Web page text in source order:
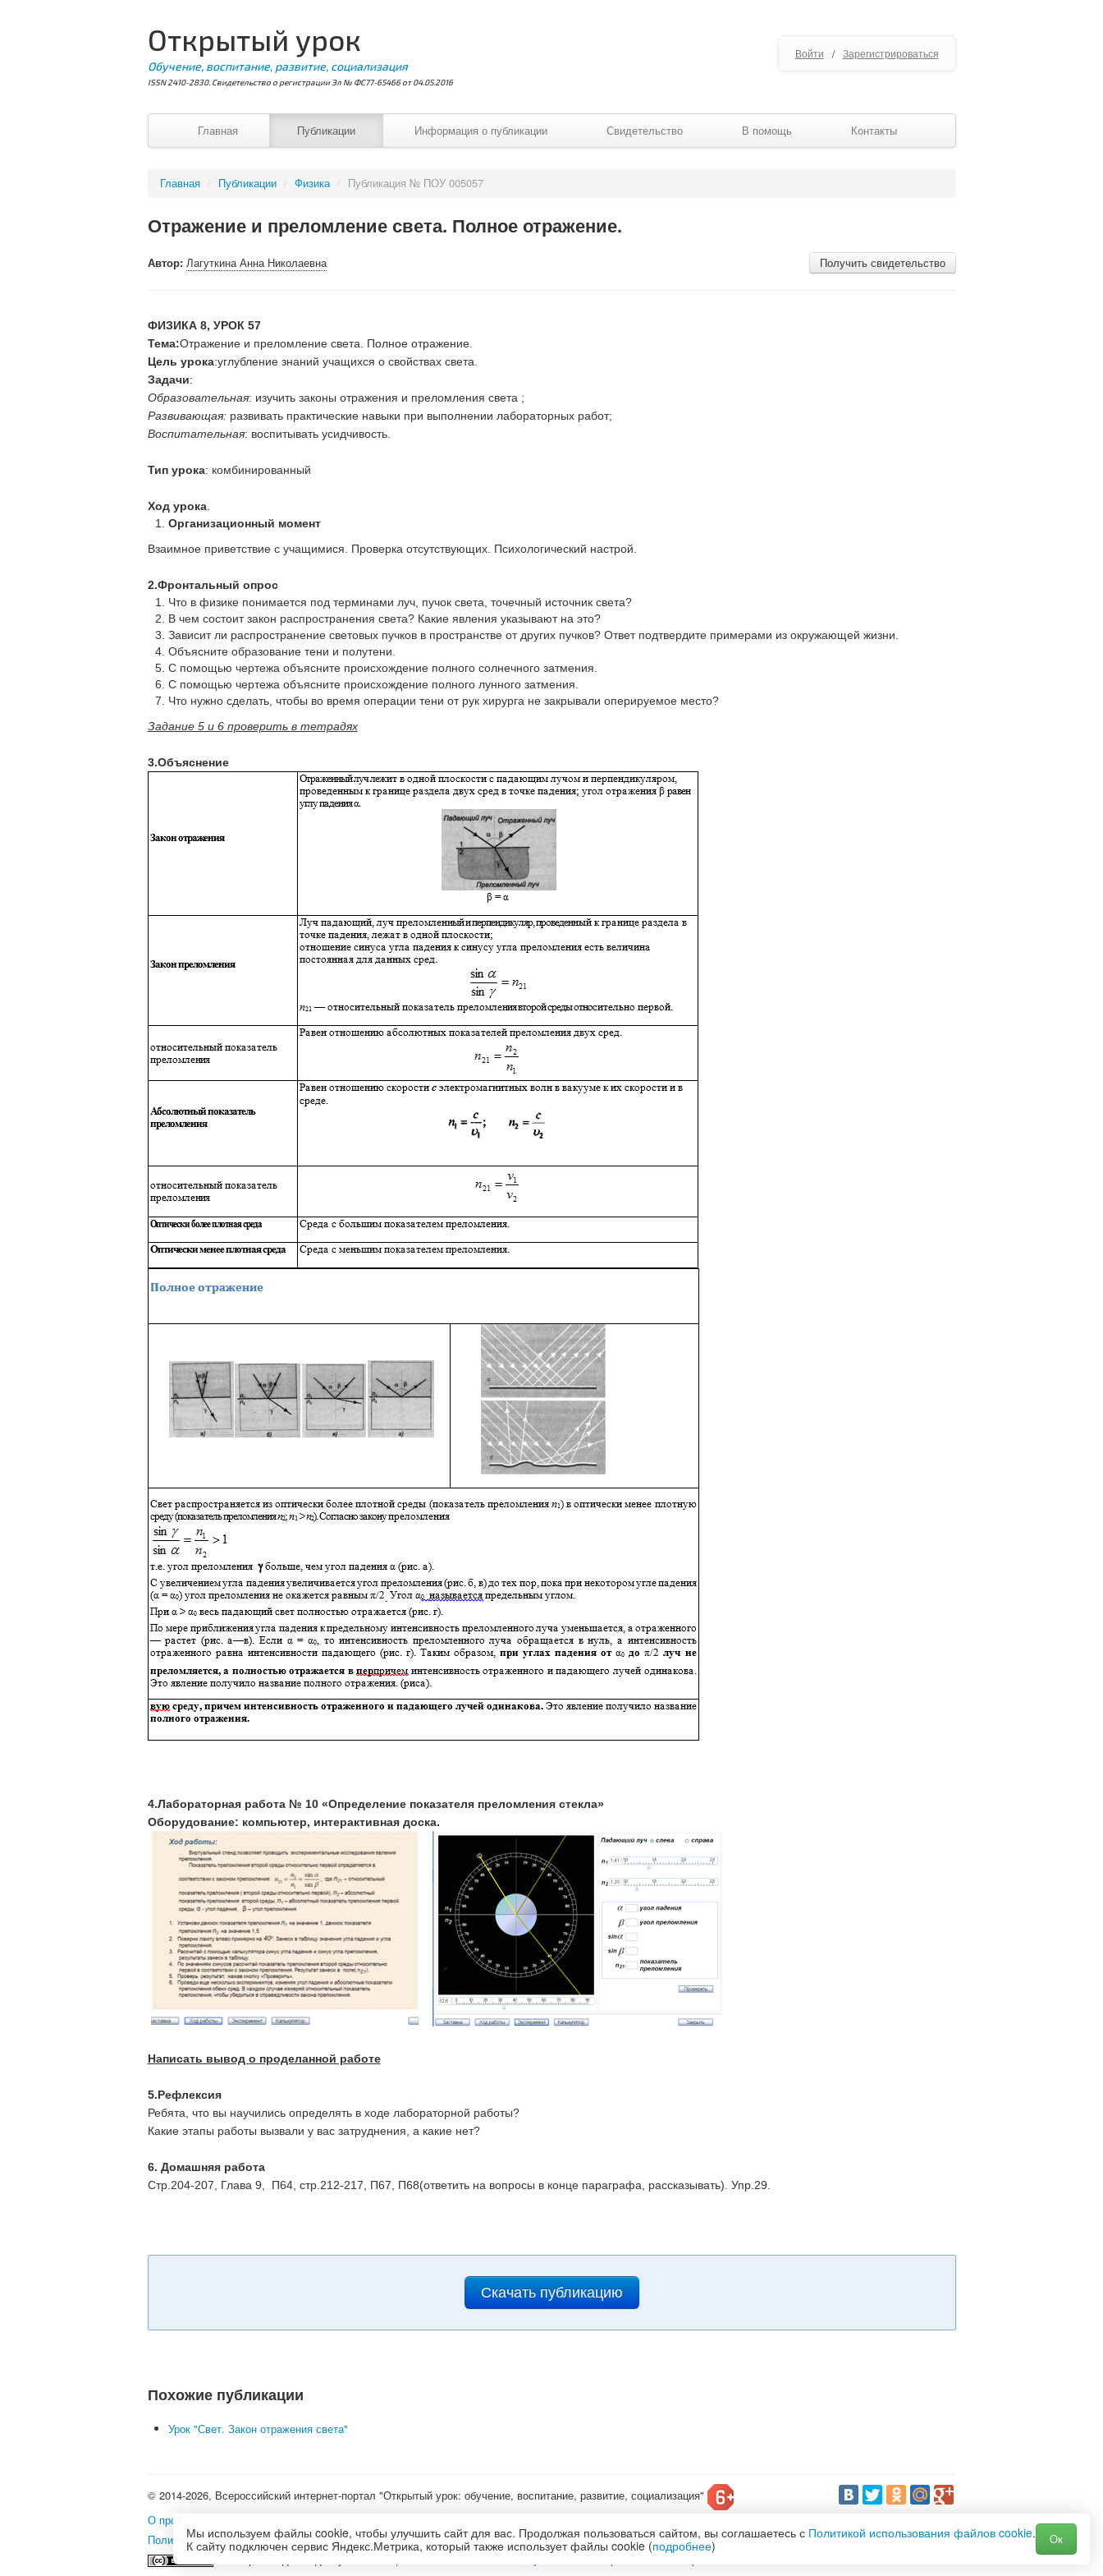
Открытый урок
Обучение, воспитание, развитие, социализация
ISSN 2410-2830. Свидетельство о регистрации Эл № ФС77-65466 от 04.05.2016
Войти / Зарегистрироваться
Главная Публикации Информация о публикации Свидетельство В помощь Контакты
Главная / Публикации / Физика / Публикация № ПОУ 005057
Отражение и преломление света. Полное отражение.
Получить свидетельство
Автор: Лагуткина Анна Николаевна
ФИЗИКА 8, УРОК 57
Тема:Отражение и преломление света. Полное отражение.
Цель урока:углубление знаний учащихся о свойствах света.
Задачи:
Образовательная: изучить законы отражения и преломления света ;
Развивающая:развивать практические навыки при выполнении лабораторных работ;
Воспитательная: воспитывать усидчивость.
Тип урока: комбинированный
Ход урока.
Организационный момент
Взаимное приветствие с учащимися. Проверка отсутствующих. Психологический настрой.
2.Фронтальный опрос
Что в физике понимается под терминами луч, пучок света, точечный источник света?
В чем состоит закон распространения света? Какие явления указывают на это?
Зависит ли распространение световых пучков в пространстве от других пучков? Ответ подтвердите примерами из окружающей жизни.
Объясните образование тени и полутени.
С помощью чертежа объясните происхождение полного солнечного затме­ния.
С помощью чертежа объясните происхождение полного лунного затмения.
Что нужно сделать, чтобы во время операции тени от рук хирурга не закрывали оперируемое место?
Задание 5 и 6 проверить в тетрадях
3.Объяснение
4.Лабораторная работа № 10 «Определение показателя преломления стекла»
Оборудование: компьютер, интерактивная доска.
Написать вывод о проделанной работе
5.Рефлексия
Ребята, что вы научились определять в ходе лабораторной работы?
Какие этапы работы вызвали у вас затруднения, а какие нет?
6. Домашняя работа
Стр.204-207, Глава 9, П64, стр.212-217, П67, П68(ответить на вопросы в конце параграфа, рассказывать). Упр.29.
Скачать публикацию
Похожие публикации
Урок "Свет. Закон отражения света"
© 2014-2026, Всероссийский интернет-портал "Открытый урок: обучение, воспитание, развитие, социализация"
О проекте
Политика использования файлов cookie•Политика обработки и защиты персональных данных
Мы используем файлы cookie, чтобы улучшить сайт для вас. Продолжая пользоваться сайтом, вы соглашаетесь с Политикой использования файлов cookie.
К сайту подключен сервис Яндекс.Метрика, который также использует файлы cookie (подробнее) Ок